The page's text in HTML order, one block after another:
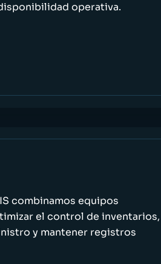
operativa.
combinamos equipos
el control de inventarios,
y mantener registros